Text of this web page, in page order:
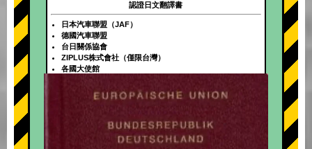
+
認證日文翻譯書
日本汽車聯盟（JAF）
德國汽車聯盟
台日關係協會
ZIPLUS株式會社（僅限台灣）
各國大使館